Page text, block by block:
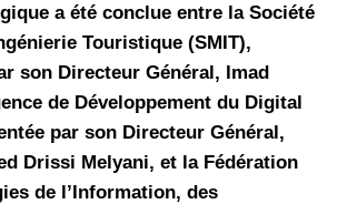
a été conclue entre la Société
Touristique (SMIT),
son Directeur Général, Imad
de Développement du Digital
par son Directeur Général,
Drissi Melyani, et la Fédération
de l’Information, des